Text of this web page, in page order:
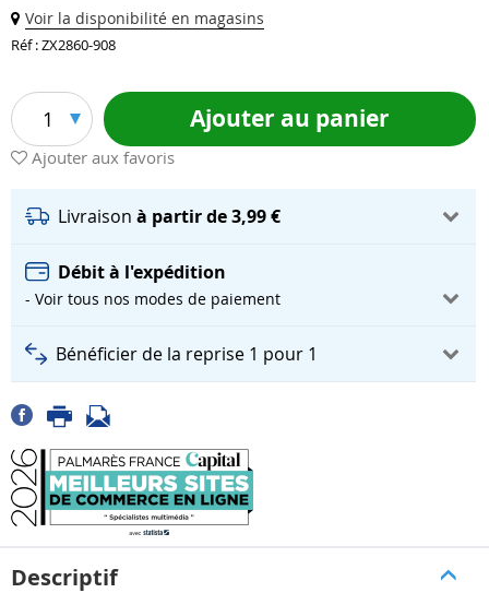
Voir la disponibilité en magasins
Réf : ZX2860-908
1 Ajouter au panier
Ajouter aux favoris
Livraison à partir de 3,99 €
Débit à l'expédition
- Voir tous nos modes de paiement
Bénéficier de la reprise 1 pour 1
Descriptif